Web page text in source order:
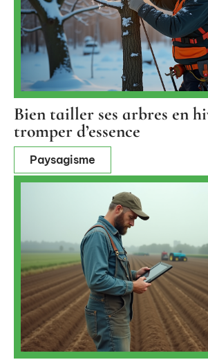
Bien tailler ses arbres en
tromper d’essence
Paysagisme